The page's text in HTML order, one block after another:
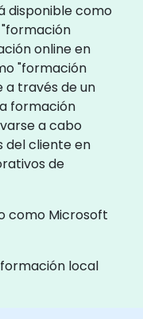
disponible como
online en
"formación
través de un
formación
a cabo
del cliente en
de
como Microsoft
local